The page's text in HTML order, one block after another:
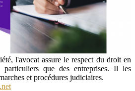
l'avocat assure le respect du droit en
particuliers que des entreprises. Il les
et procédures judiciaires.